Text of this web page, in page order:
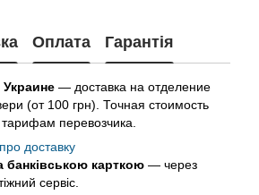
Оплата Гарантія
— доставка на отделение
(от 100 грн). Точная стоимость
перевозчика.
доставку
банківською карткою — через
сервіс.